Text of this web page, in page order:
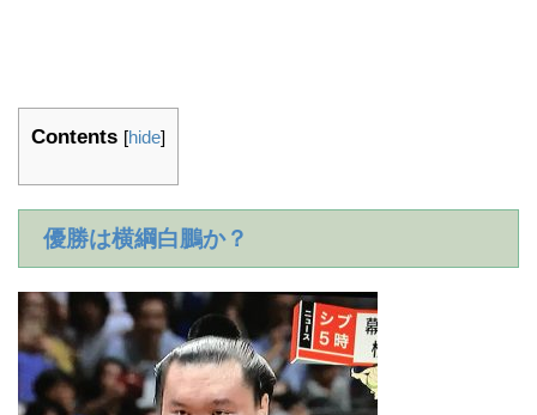
Contents [hide]
優勝は横綱白鵬か？